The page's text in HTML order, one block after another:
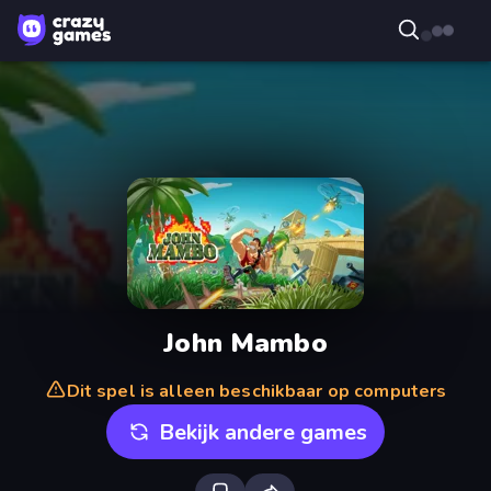
John Mambo
Dit spel is alleen beschikbaar op computers
Bekijk andere games